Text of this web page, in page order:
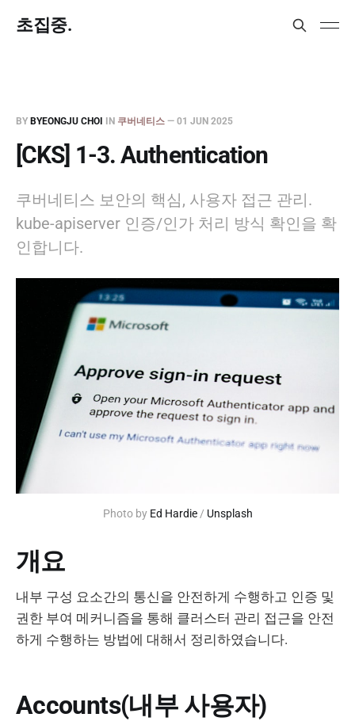
초집중.
BY BYEONGJU CHOI IN 쿠버네티스 — 01 JUN 2025
[CKS] 1-3. Authentication
쿠버네티스 보안의 핵심, 사용자 접근 관리.
kube-apiserver 인증/인가 처리 방식 확인을 확
인합니다.
Photo by Ed Hardie / Unsplash
개요
내부 구성 요소간의 통신을 안전하게 수행하고 인증 및
권한 부여 메커니즘을 통해 클러스터 관리 접근을 안전
하게 수행하는 방법에 대해서 정리하였습니다.
Accounts(내부 사용자)